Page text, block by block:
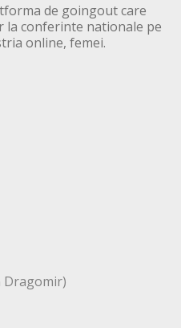
de goingout care
la conferinte nationale pe
online, femei.
Dragomir)